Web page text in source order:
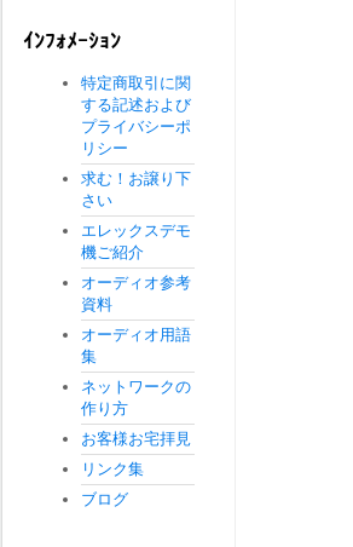
ｲﾝﾌｫﾒｰｼｮﾝ
特定商取引に関
する記述および
プライバシーポ
リシー
求む！お譲り下
さい
エレックスデモ
機ご紹介
オーディオ参考
資料
オーディオ用語
集
ネットワークの
作り方
お客様お宅拝見
リンク集
ブログ